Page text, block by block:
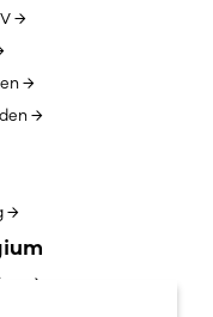
→
→
→
→
→